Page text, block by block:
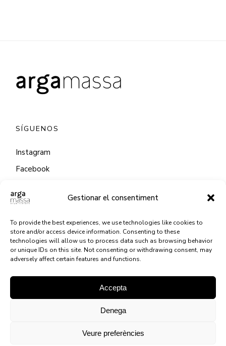
Gestionar el consentiment
To provide the best experiences, we use technologies like cookies to
store and/or access device information. Consenting to these
technologies will allow us to process data such as browsing behavior
or unique IDs on this site. Not consenting or withdrawing consent, may
adversely affect certain features and functions.
Accepta
Denega
Veure preferències
SÍGUENOS
Instagram
Facebook
CONTACTO
Via Augusta, 120 1r-2a Despacho 11
(Plaza Molina) 08006 Barcelona
+34 607 599 807
Design byAgencia Marketing OnlineIngenium.Marketing
Política de Privacidad
Cookies